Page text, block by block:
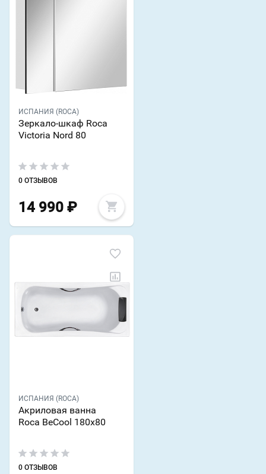
ИСПАНИЯ (ROCA)
Зеркало-шкаф Roca
Victoria Nord 80
0 ОТЗЫВОВ
14 990 ₽
ИСПАНИЯ (ROCA)
Акриловая ванна
Roca BeCool 180x80
0 ОТЗЫВОВ